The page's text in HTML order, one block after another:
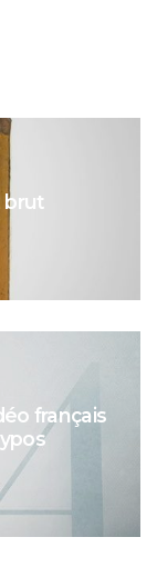
brut
français